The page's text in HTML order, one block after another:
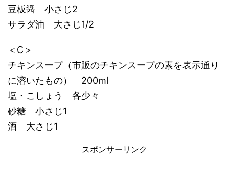
豆板醤 小さじ2
サラダ油 大さじ1/2
＜C＞
チキンスープ（市販のチキンスープの素を表示通り
に溶いたもの） 200ml
塩・こしょう 各少々
砂糖 小さじ1
酒 大さじ1
スポンサーリンク